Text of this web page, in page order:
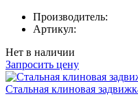
Производитель:
Артикул:
Нет в наличии
Запросить цену
Стальная клиновая